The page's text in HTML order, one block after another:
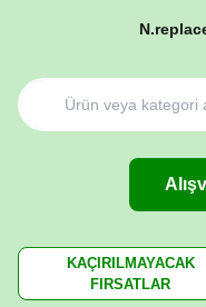
KAÇIRILMAYACAK
FIRSATLAR